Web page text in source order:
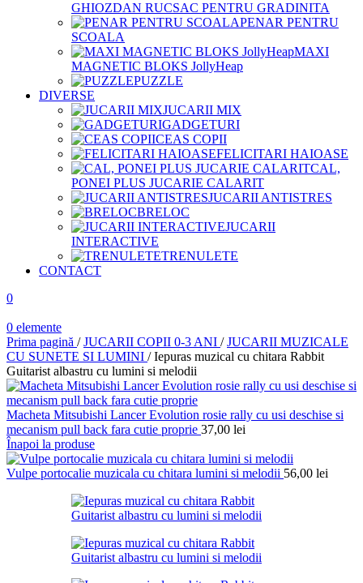
GHIOZDAN RUCSAC PENTRU GRADINITA
PENAR PENTRU
SCOALA
MAXI
MAGNETIC BLOKS JollyHeap
PUZZLE
DIVERSE
JUCARII MIX
GADGETURI
CEAS COPII
FELICITARI HAIOASE
CAL,
PONEI PLUS JUCARIE CALARIT
JUCARII ANTISTRES
BRELOC
JUCARII
INTERACTIVE
TRENULETE
CONTACT
0
0 elemente
Prima pagină / JUCARII COPII 0-3 ANI / JUCARII MUZICALE
CU SUNETE SI LUMINI / Iepuras muzical cu chitara Rabbit
Guitarist albastru cu lumini si melodii
Macheta Mitsubishi Lancer Evolution rosie rally cu usi deschise si
mecanism pull back fara cutie proprie 37,00 lei
Înapoi la produse
Vulpe portocalie muzicala cu chitara lumini si melodii 56,00 lei